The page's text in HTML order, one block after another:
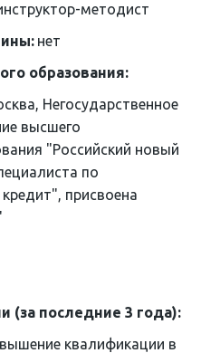
методист
нет
образования:
Негосударственное
высшего
"Российский новый
по
присвоена
(за последние 3 года):
квалификации в